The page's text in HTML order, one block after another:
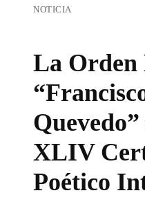
NOTICIA
La
XLIV
Poético